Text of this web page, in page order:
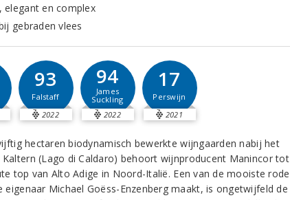
elegant en complex
gebraden vlees
93
Falstaff
2022
94
James
Suckling
2022
17
Perswijn
2021
hectaren biodynamisch bewerkte wijngaarden nabij het
Kaltern (Lago di Caldaro) behoort wijnproducent Manincor tot
top van Alto Adige in Noord-Italië. Een van de mooiste rode
eigenaar Michael Goëss-Enzenberg maakt, is ongetwijfeld de